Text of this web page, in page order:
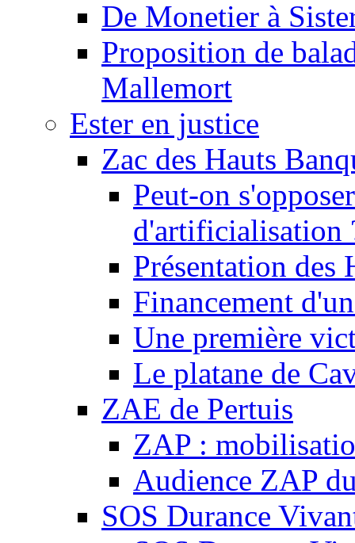
De Monetier à
Proposition de
Mallemort
Ester en justice
Zac des Hauts
Peut-on
d'artificialisation
Présentation des
Financement
Une première
Le platane de
ZAE de Pertuis
ZAP :
Audience ZAP
SOS Durance